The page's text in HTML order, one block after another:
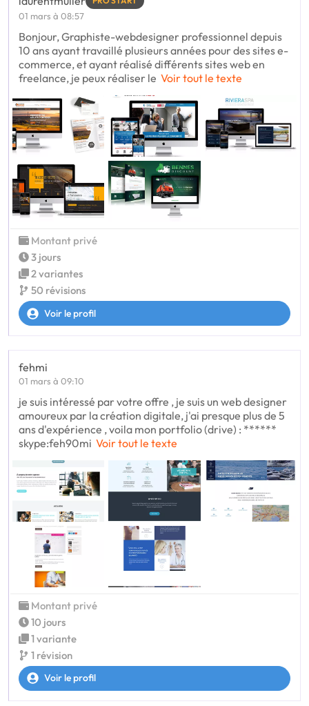
01 mars à 08:57
Bonjour, Graphiste-webdesigner professionnel depuis
10 ans ayant travaillé plusieurs années pour des sites e-
commerce, et ayant réalisé différents sites web en
freelance, je peux réaliser le Voir tout le texte
Montant privé
3 jours
2 variantes
50 révisions
Voir le profil
fehmi
01 mars à 09:10
je suis intéressé par votre offre , je suis un web designer
amoureux par la création digitale, j'ai presque plus de 5
ans d'expérience , voila mon portfolio (drive) : ******
skype:feh90mi Voir tout le texte
Montant privé
10 jours
1 variante
1 révision
Voir le profil